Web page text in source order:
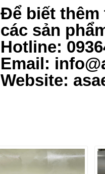
Để biết thêm
các sản
Hotline:
Email:
Website: